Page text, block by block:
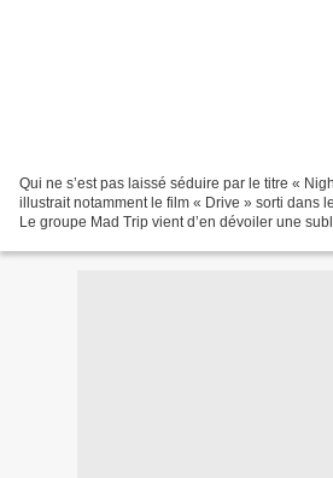
Qui ne s’est pas laissé séduire par le titre «
illustrait notamment le film « Drive » sorti dans
Le groupe Mad Trip vient d’en dévoiler une